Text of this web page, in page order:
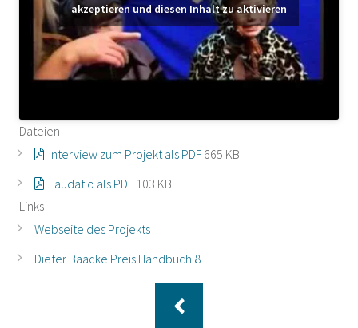
akzeptieren und diesen Inhalt zu aktivieren
Dateien
Interview zum Projekt als PDF 665 KB
Laudatio als PDF 103 KB
Links
Webseite des Projekts
Dieter Baacke Preis Handbuch 8